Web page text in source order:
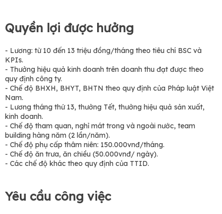
Quyền lợi được hưởng
- Lương: từ 10 đến 13 triệu đồng/tháng theo tiêu chí BSC và
KPIs.
- Thưởng hiệu quả kinh doanh trên doanh thu đạt được theo
quy định công ty.
- Chế độ BHXH, BHYT, BHTN theo quy định của Pháp luật Việt
Nam.
- Lương tháng thứ 13, thưởng Tết, thưởng hiệu quả sản xuất,
kinh doanh.
- Chế độ tham quan, nghỉ mát trong và ngoài nước, team
building hàng năm (2 lần/năm).
- Chế độ phụ cấp thâm niên: 150.000vnđ/tháng.
- Chế độ ăn trưa, ăn chiều (50.000vnđ/ ngày).
- Các chế độ khác theo quy định của TTID.
Yêu cầu công việc